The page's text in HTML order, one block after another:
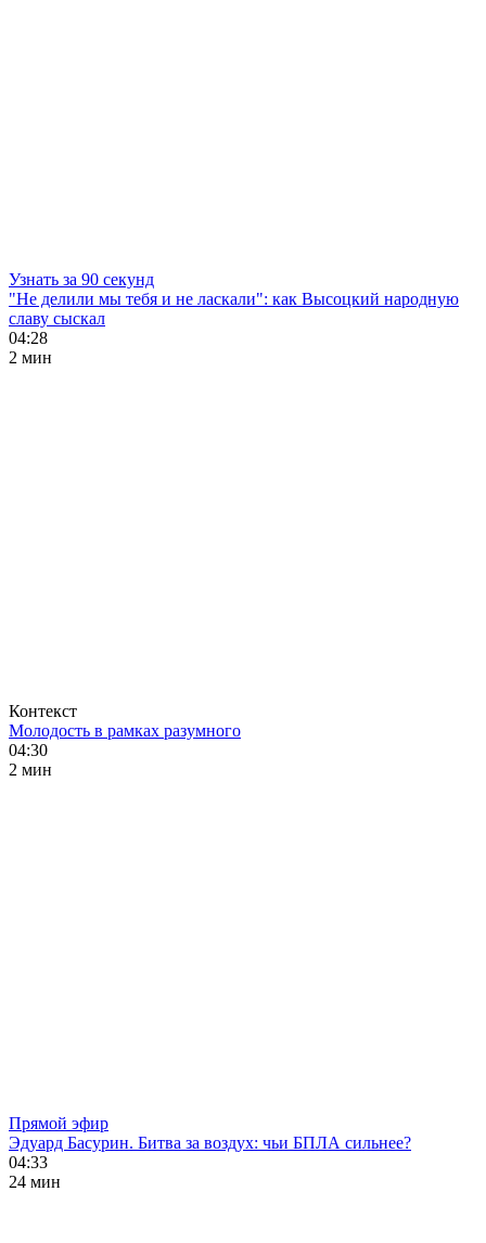
Узнать за 90 секунд
"Не делили мы тебя и не ласкали": как Высоцкий народную
славу сыскал
04:28
2 мин
Контекст
Молодость в рамках разумного
04:30
2 мин
Прямой эфир
Эдуард Басурин. Битва за воздух: чьи БПЛА сильнее?
04:33
24 мин